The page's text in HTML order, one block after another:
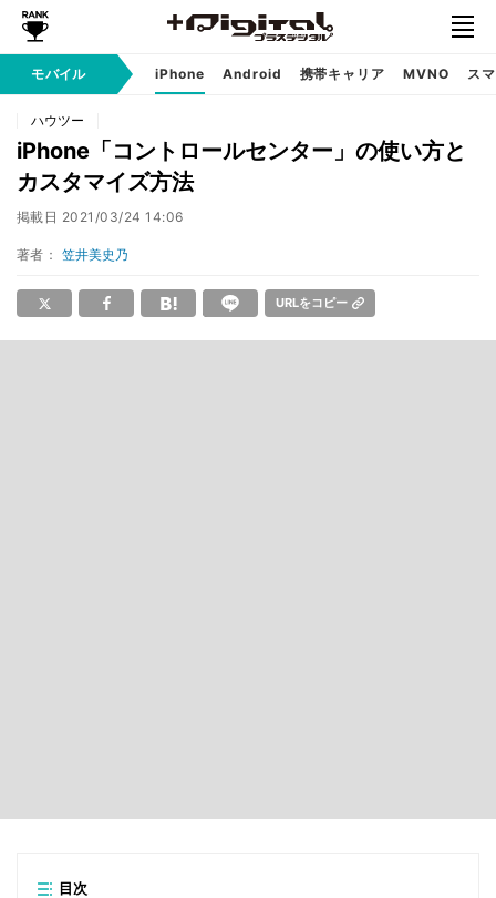
モバイル iPhone Android 携帯キャリア MVNO ス
ハウツー
iPhone「コントロールセンター」の使い方と
カスタマイズ方法
掲載日 2021/03/24 14:06
著者： 笠井美史乃
URLをコピー
目次